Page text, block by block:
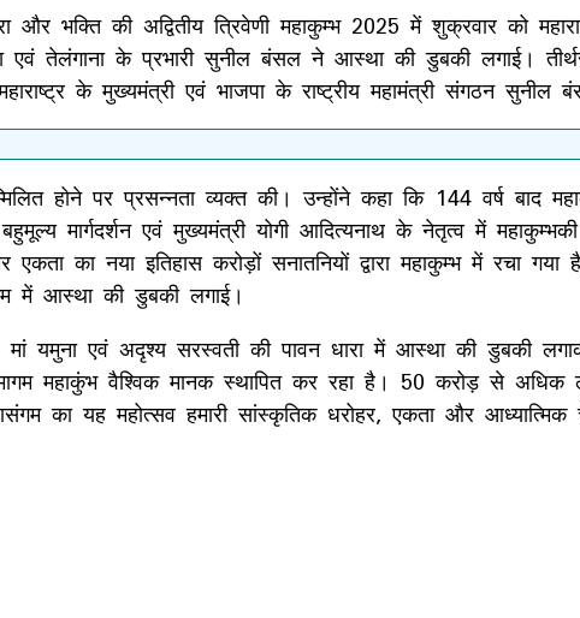
और भक्ति की अद्वितीय त्रिवेणी महाकुम्भ 2025 में शुक्रवार को
एवं तेलंगाना के प्रभारी सुनील बंसल ने आस्था की डुबकी लगाई।
के मुख्यमंत्री एवं भाजपा के राष्ट्रीय महामंत्री संगठन सुनील
होने पर प्रसन्नता व्यक्त की। उन्होंने कहा कि 144 वर्ष बाद
मार्गदर्शन एवं मुख्यमंत्री योगी आदित्यनाथ के नेतृत्व में
का नया इतिहास करोड़ों सनातनियों द्वारा महाकुम्भ में रचा
में आस्था की डुबकी लगाई।
यमुना एवं अदृश्य सरस्वती की पावन धारा में आस्था की डुबकी
महाकुंभ वैश्विक मानक स्थापित कर रहा है। 50 करोड़ से
का यह महोत्सव हमारी सांस्कृतिक धरोहर, एकता और